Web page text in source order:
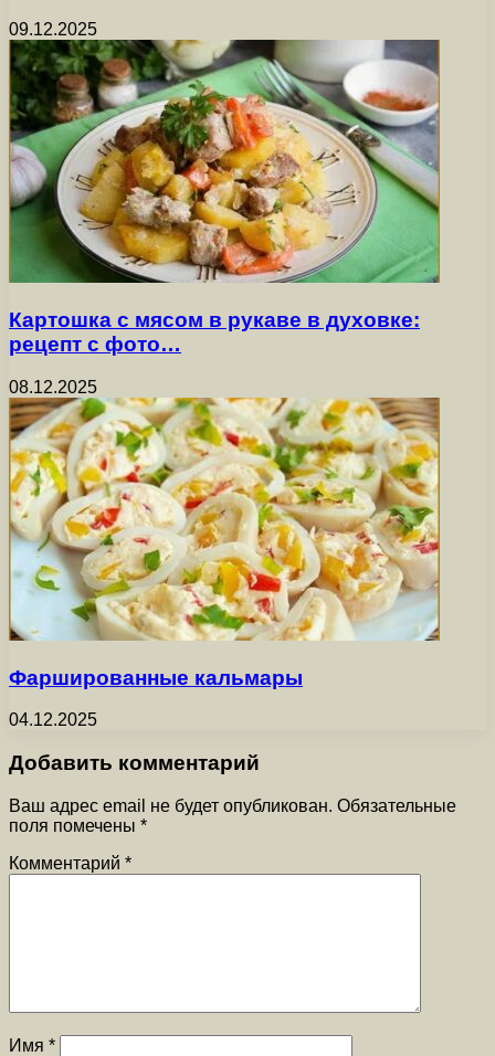
09.12.2025
Картошка с мясом в рукаве в духовке:
рецепт с фото…
08.12.2025
Фаршированные кальмары
04.12.2025
Добавить комментарий
Ваш адрес email не будет опубликован. Обязательные
поля помечены *
Комментарий *
Имя *